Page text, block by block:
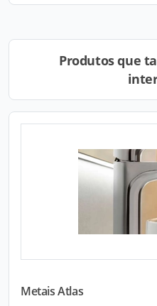
Produtos que
Metais Atlas